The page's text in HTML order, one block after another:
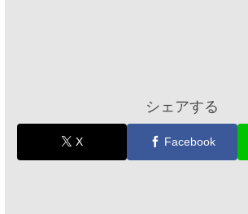
シェアする
X Facebook